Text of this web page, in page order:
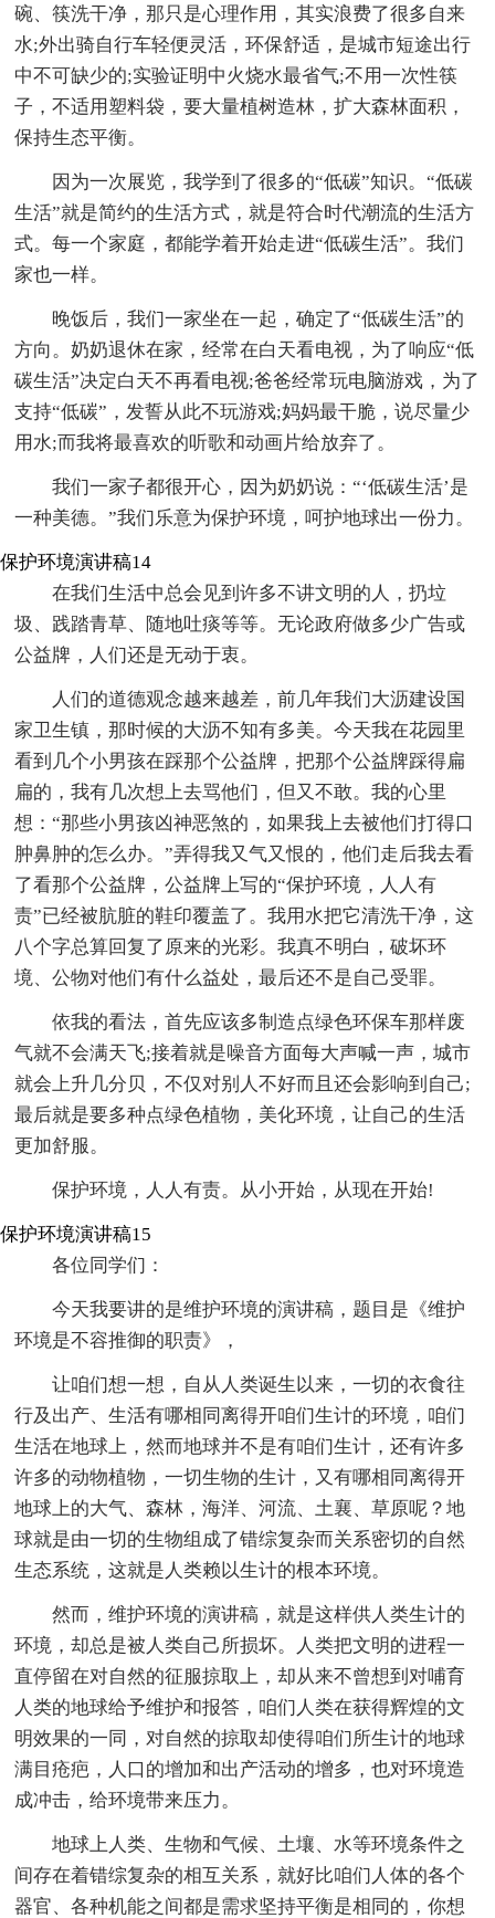
碗、筷洗干净，那只是心理作用，其实浪费了很多自来
水;外出骑自行车轻便灵活，环保舒适，是城市短途出行
中不可缺少的;实验证明中火烧水最省气;不用一次性筷
子，不适用塑料袋，要大量植树造林，扩大森林面积，
保持生态平衡。
因为一次展览，我学到了很多的“低碳”知识。“低碳
生活”就是简约的生活方式，就是符合时代潮流的生活方
式。每一个家庭，都能学着开始走进“低碳生活”。我们
家也一样。
晚饭后，我们一家坐在一起，确定了“低碳生活”的
方向。奶奶退休在家，经常在白天看电视，为了响应“低
碳生活”决定白天不再看电视;爸爸经常玩电脑游戏，为了
支持“低碳”，发誓从此不玩游戏;妈妈最干脆，说尽量少
用水;而我将最喜欢的听歌和动画片给放弃了。
我们一家子都很开心，因为奶奶说：“‘低碳生活’是
一种美德。”我们乐意为保护环境，呵护地球出一份力。
保护环境演讲稿14
在我们生活中总会见到许多不讲文明的人，扔垃
圾、践踏青草、随地吐痰等等。无论政府做多少广告或
公益牌，人们还是无动于衷。
人们的道德观念越来越差，前几年我们大沥建设国
家卫生镇，那时候的大沥不知有多美。今天我在花园里
看到几个小男孩在踩那个公益牌，把那个公益牌踩得扁
扁的，我有几次想上去骂他们，但又不敢。我的心里
想：“那些小男孩凶神恶煞的，如果我上去被他们打得口
肿鼻肿的怎么办。”弄得我又气又恨的，他们走后我去看
了看那个公益牌，公益牌上写的“保护环境，人人有
责”已经被肮脏的鞋印覆盖了。我用水把它清洗干净，这
八个字总算回复了原来的光彩。我真不明白，破坏环
境、公物对他们有什么益处，最后还不是自己受罪。
依我的看法，首先应该多制造点绿色环保车那样废
气就不会满天飞;接着就是噪音方面每大声喊一声，城市
就会上升几分贝，不仅对别人不好而且还会影响到自己;
最后就是要多种点绿色植物，美化环境，让自己的生活
更加舒服。
保护环境，人人有责。从小开始，从现在开始!
保护环境演讲稿15
各位同学们：
今天我要讲的是维护环境的演讲稿，题目是《维护
环境是不容推御的职责》，
让咱们想一想，自从人类诞生以来，一切的衣食往
行及出产、生活有哪相同离得开咱们生计的环境，咱们
生活在地球上，然而地球并不是有咱们生计，还有许多
许多的动物植物，一切生物的生计，又有哪相同离得开
地球上的大气、森林，海洋、河流、土襄、草原呢？地
球就是由一切的生物组成了错综复杂而关系密切的自然
生态系统，这就是人类赖以生计的根本环境。
然而，维护环境的演讲稿，就是这样供人类生计的
环境，却总是被人类自己所损坏。人类把文明的进程一
直停留在对自然的征服掠取上，却从来不曾想到对哺育
人类的地球给予维护和报答，咱们人类在获得辉煌的文
明效果的一同，对自然的掠取却使得咱们所生计的地球
满目疮疤，人口的增加和出产活动的增多，也对环境造
成冲击，给环境带来压力。
地球上人类、生物和气候、土壤、水等环境条件之
间存在着错综复杂的相互关系，就好比咱们人体的各个
器官、各种机能之间都是需求坚持平衡是相同的，你想